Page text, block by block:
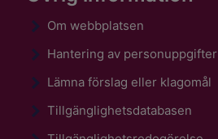
Om webbplatsen
Hantering av personuppgifter
Lämna förslag eller klagomål
Tillgänglighetsdatabasen